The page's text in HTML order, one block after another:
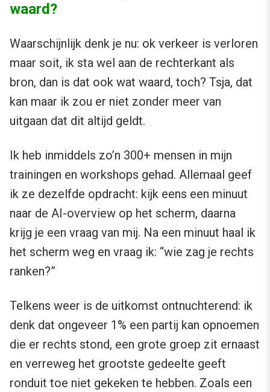
waard?
Waarschijnlijk denk je nu: ok verkeer is verloren
maar soit, ik sta wel aan de rechterkant als
bron, dan is dat ook wat waard, toch? Tsja, dat
kan maar ik zou er niet zonder meer van
uitgaan dat dit altijd geldt.
Ik heb inmiddels zo’n 300+ mensen in mijn
trainingen en workshops gehad. Allemaal geef
ik ze dezelfde opdracht: kijk eens een minuut
naar de AI-overview op het scherm, daarna
krijg je een vraag van mij. Na een minuut haal ik
het scherm weg en vraag ik: “wie zag je rechts
ranken?”
Telkens weer is de uitkomst ontnuchterend: ik
denk dat ongeveer 1% een partij kan opnoemen
die er rechts stond, een grote groep zit ernaast
en verreweg het grootste gedeelte geeft
ronduit toe niet gekeken te hebben. Zoals een